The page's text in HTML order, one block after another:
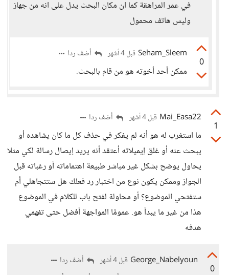
في عمر المراهقة كما ان مكان البحث يدل على انه من جهاز
وليس هاتف محمول
0
Seham_Sleem قبل 4 أشهر أضف ردا
ممكن أحد أخوته هو من قام بالبحث.
1
Mai_Easa22 قبل 4 أشهر أضف ردا
ما استغرب له هو أنه لم يفكر في حذف كل ما كان يشاهده أو
يبحث عنه أو غلق إيميلاته أعتقد أنه يريد إيصال رسالة لكي مثلا
يحاول يوضح بشكل غير مباشر طبيعة اهتماماته أو رغباته قبل
الجواز وممكن يكون نوع من اختبار رد فعلك هل ستتجاهلي أم
ستفتحي الموضوع؟ أو محاولة لفتح باب للكلام في الموضوع
هذا من غير ما يبدأ هو. عمومًا المواجهة أفضل حتى تفهمي
هدفه
0
George_Nabelyoun قبل 4 أشهر أضف ردا